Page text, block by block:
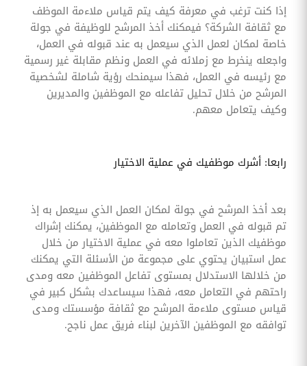
إذا كنت ترغب في معرفة كيف يتم قياس ملاءمة الموظف
مع ثقافة الشركة؟ فيمكنك أخذ المرشح للوظيفة في جولة
خاصة لمكان لعمل الذي سيعمل به عند قبوله في العمل،
واجعله ينخرط مع زملائه في العمل ونظم مقابلة غير رسمية
مع رئيسه في العمل، فهذا سيمنحك رؤية شاملة لشخصية
المرشح من خلال تحليل تفاعله مع الموظفين والمديرين
وكيف يتعامل معهم.
رابعا: أشرك موظفيك في عملية الاختيار
بعد أخذ المرشح في جولة لمكان العمل الذي سيعمل به إذ
تم قبوله في العمل وتعامله مع الموظفين، يمكنك إشراك
موظفيك الذين تعاملوا معه في عملية الاختيار من خلال
عمل استبيان يحتوي على مجموعة من الأسئلة التي يمكنك
من خلالها الاستدلال بمستوى تفاعل الموظفين معه ومدى
راحتهم في التعامل معه، فهذا سيساعدك بشكل كبير في
قياس مستوى ملاءمة المرشح مع ثقافة مؤسستك ومدى
توافقه مع الموظفين الآخرين لبناء فريق عمل ناجح.